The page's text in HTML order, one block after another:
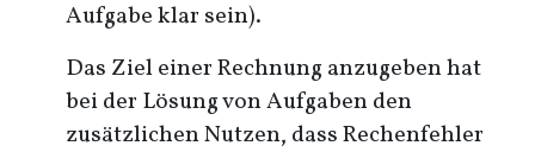
Aufgabe klar sein).
Das Ziel einer Rechnung anzugeben hat
bei der Lösung von Aufgaben den
zusätzlichen Nutzen, dass Rechenfehler